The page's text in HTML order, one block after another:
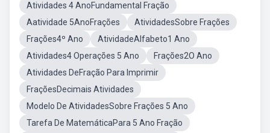
Atividades 4 AnoFundamental Fração
Aatividade 5AnoFrações
AtividadesSobre Frações
Frações4º Ano
AtividadeAlfabeto1 Ano
Atividades4 Operações 5 Ano
Frações2O Ano
Atividades DeFração Para Imprimir
FraçõesDecimais Atividades
Modelo De AtividadesSobre Frações 5 Ano
Tarefa De MatemáticaPara 5 Ano Fração